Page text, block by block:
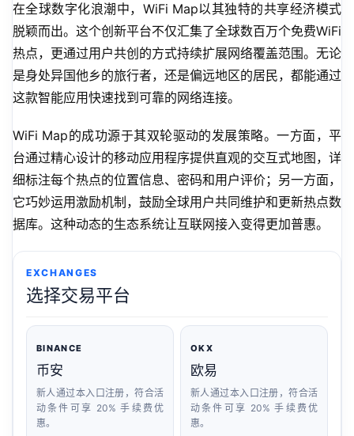
在全球数字化浪潮中，WiFi Map以其独特的共享经济模式
脱颖而出。这个创新平台不仅汇集了全球数百万个免费WiFi
热点，更通过用户共创的方式持续扩展网络覆盖范围。无论
是身处异国他乡的旅行者，还是偏远地区的居民，都能通过
这款智能应用快速找到可靠的网络连接。
WiFi Map的成功源于其双轮驱动的发展策略。一方面，平
台通过精心设计的移动应用程序提供直观的交互式地图，详
细标注每个热点的位置信息、密码和用户评价；另一方面，
它巧妙运用激励机制，鼓励全球用户共同维护和更新热点数
据库。这种动态的生态系统让互联网接入变得更加普惠。
EXCHANGES
选择交易平台
BINANCE
币安
新人通过本入口注册，符合活
动条件可享 20% 手续费优
惠。
OKX
欧易
新人通过本入口注册，符合活
动条件可享 20% 手续费优
惠。